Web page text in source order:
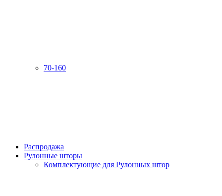
70-160
Распродажа
Рулонные шторы
Комплектующие для Рулонных штор